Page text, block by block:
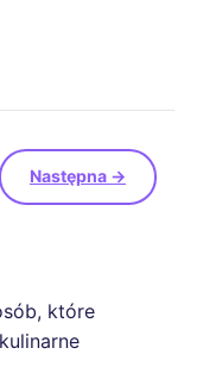
Następna →
które